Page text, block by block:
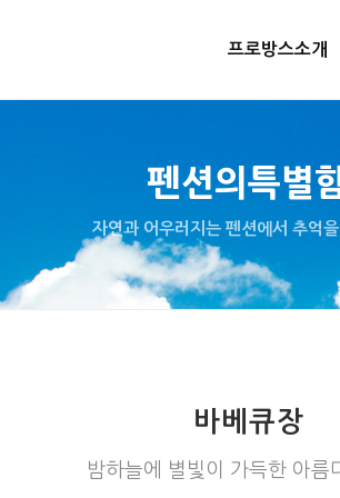
프로방스소개
펜션의특별
자연과 어우러지는 펜션에서 추억
바베큐장
밤하늘에 별빛이 가득한 아름